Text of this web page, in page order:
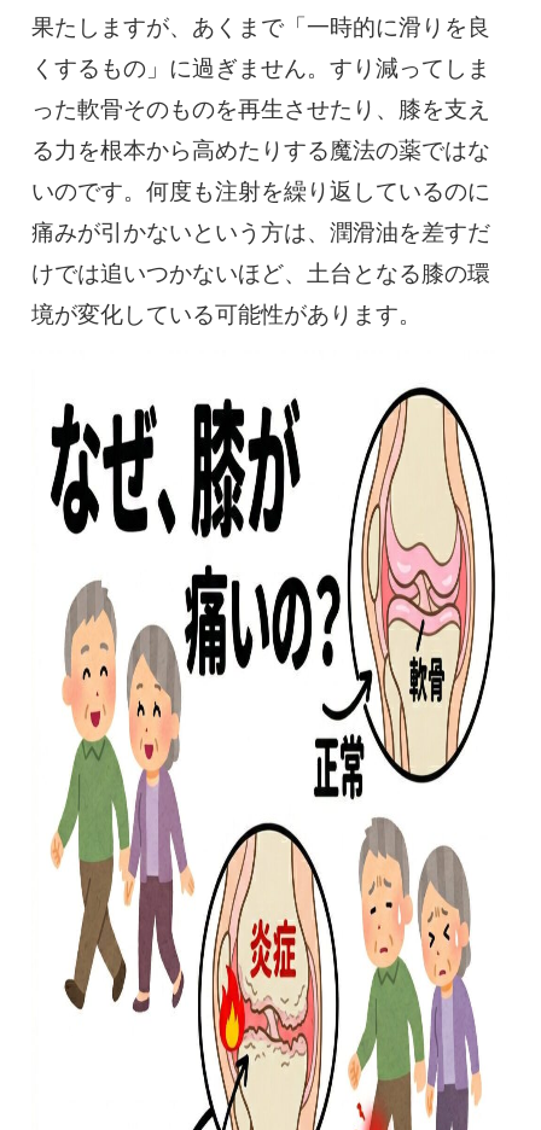
果たしますが、あくまで「一時的に滑りを良
くするもの」に過ぎません。すり減ってしま
った軟骨そのものを再生させたり、膝を支え
る力を根本から高めたりする魔法の薬ではな
いのです。何度も注射を繰り返しているのに
痛みが引かないという方は、潤滑油を差すだ
けでは追いつかないほど、土台となる膝の環
境が変化している可能性があります。